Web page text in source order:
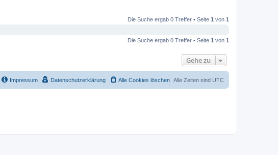
Die Suche ergab 0 Treffer • Seite 1 von 1
Die Suche ergab 0 Treffer • Seite 1 von 1
Gehe zu
Alle Zeiten sind UTC
Alle Cookies löschen
Datenschutzerklärung
Impressum